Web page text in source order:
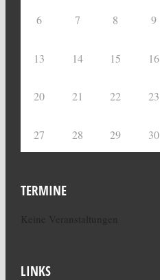
6 7 8 9
13 14 15 16
20 21 22 23
27 28 29 30
TERMINE
LINKS